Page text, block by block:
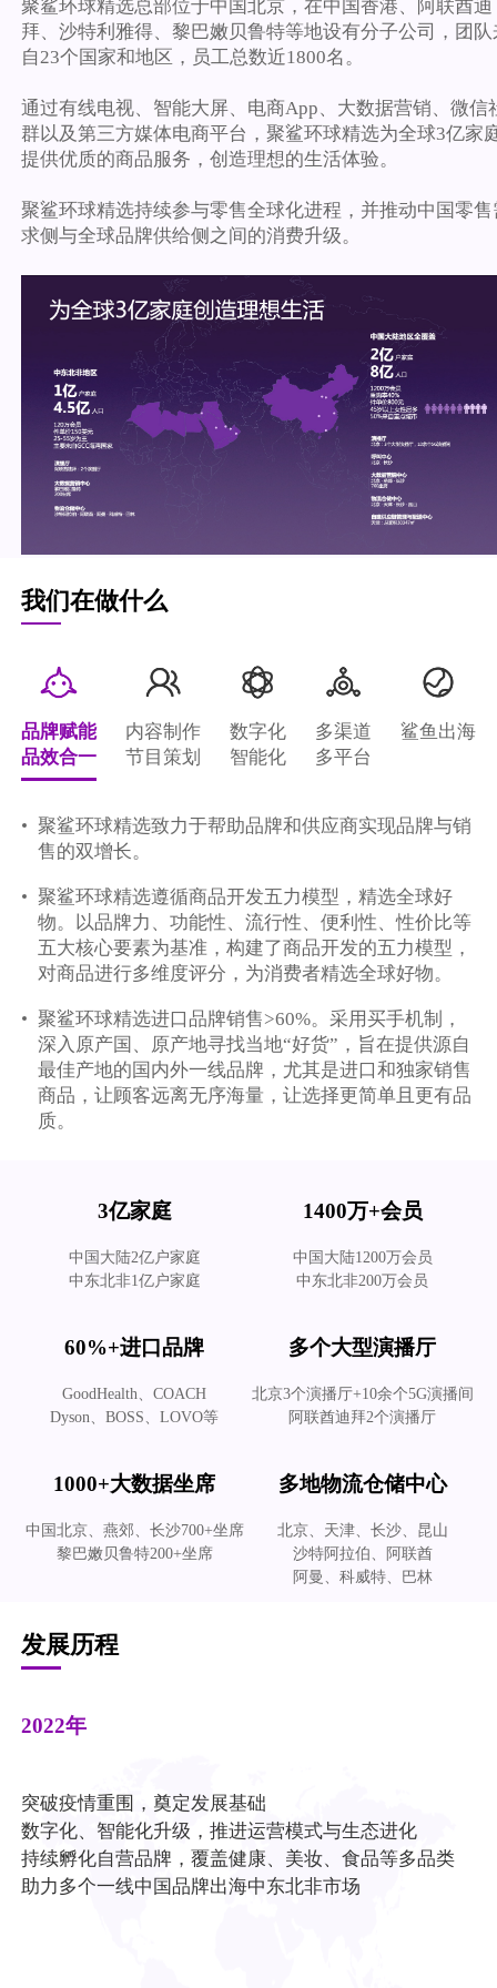
聚鲨环球精选总部位于中国北京，在中国香港、阿联酋迪
拜、沙特利雅得、黎巴嫩贝鲁特等地设有分子公司，团队
自23个国家和地区，员工总数近1800名。
通过有线电视、智能大屏、电商App、大数据营销、微信
群以及第三方媒体电商平台，聚鲨环球精选为全球3亿家
提供优质的商品服务，创造理想的生活体验。
聚鲨环球精选持续参与零售全球化进程，并推动中国零售
求侧与全球品牌供给侧之间的消费升级。
我们在做什么
品牌赋能
品效合一
内容制作
节目策划
数字化
智能化
多渠道
多平台
鲨鱼出海
聚鲨环球精选致力于帮助品牌和供应商实现品牌与销
售的双增长。
聚鲨环球精选遵循商品开发五力模型，精选全球好
物。以品牌力、功能性、流行性、便利性、性价比等
五大核心要素为基准，构建了商品开发的五力模型，
对商品进行多维度评分，为消费者精选全球好物。
聚鲨环球精选进口品牌销售>60%。采用买手机制，
深入原产国、原产地寻找当地“好货”，旨在提供源自
最佳产地的国内外一线品牌，尤其是进口和独家销售
商品，让顾客远离无序海量，让选择更简单且更有品
质。
3亿家庭
中国大陆2亿户家庭
中东北非1亿户家庭
1400万+会员
中国大陆1200万会员
中东北非200万会员
60%+进口品牌
GoodHealth、COACH
Dyson、BOSS、LOVO等
多个大型演播厅
北京3个演播厅+10余个5G演播间
阿联酋迪拜2个演播厅
1000+大数据坐席
中国北京、燕郊、长沙700+坐席
黎巴嫩贝鲁特200+坐席
多地物流仓储中心
北京、天津、长沙、昆山
沙特阿拉伯、阿联酋
阿曼、科威特、巴林
发展历程
2022年
突破疫情重围，奠定发展基础
数字化、智能化升级，推进运营模式与生态进化
持续孵化自营品牌，覆盖健康、美妆、食品等多品类
助力多个一线中国品牌出海中东北非市场